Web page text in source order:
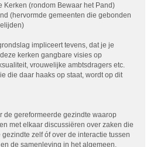
Kerken (rondom Bewaar het Pand)
(hervormde gemeenten die gebonden
impliceert tevens, dat je je
kerken gangbare visies op
vrouwelijke ambtsdragers etc.
die daar haaks op staat, wordt op dit
de gereformeerde gezindte waarop
met elkaar discussiëren over zaken die
zelf óf over de interactie tussen
de samenleving in het algemeen.